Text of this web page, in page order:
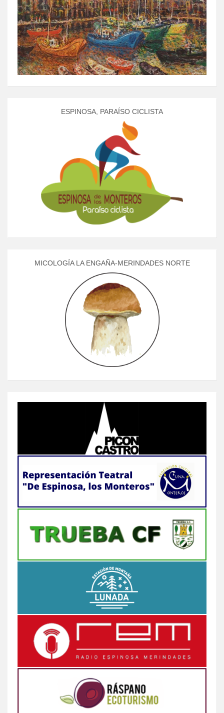
ESPINOSA, PARAÍSO CICLISTA
MICOLOGÍA LA ENGAÑA-MERINDADES NORTE